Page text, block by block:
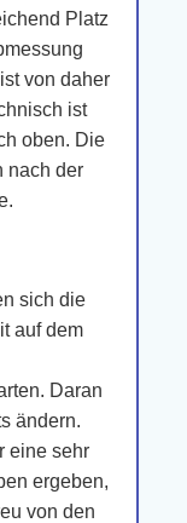
Platz
von daher
ist
oben. Die
nach der
sich die
auf dem
Daran
ändern.
eine sehr
ergeben,
von den